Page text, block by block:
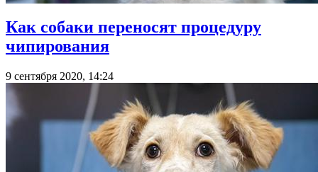
Как собаки переносят процедуру
чипирования
9 сентября 2020, 14:24